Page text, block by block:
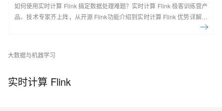
如何使用实时计算 Flink 搞定数据处理难题？实时计算 Flink 极客训练营产
品、技术专家齐上阵，从开源 Flink功能介绍到实时计算 Flink 优势详解，
现场实操，5天即可上手！ 欢迎开通实时计算 Flink 版：
的会议，通过参会不仅可以了解到 Flink 社区的最新动态和发展计划，还
者和使用者不可错过的盛会。 去年经过品牌升级后的 Flink Forward Asia
大数据与机器学习
实时计算 Flink